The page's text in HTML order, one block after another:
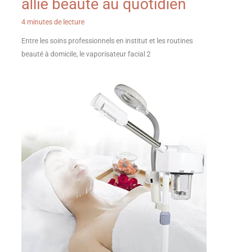
allié beauté au quotidien
4 minutes de lecture
Entre les soins professionnels en institut et les routines
beauté à domicile, le vaporisateur facial 2